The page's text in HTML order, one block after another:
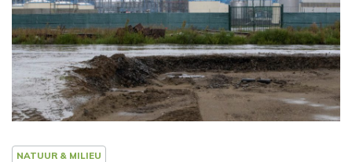
NATUUR & MILIEU